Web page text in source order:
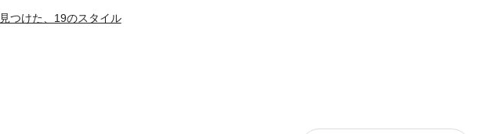
つけた、19のスタイル